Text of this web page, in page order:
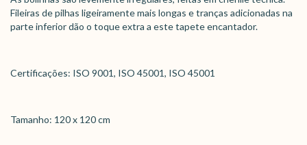
Fileiras de pilhas ligeiramente mais longas e tranças adicionadas na
parte inferior dão o toque extra a este tapete encantador.
Certificações: ISO 9001, ISO 45001, ISO 45001
Tamanho: 120 x 120 cm